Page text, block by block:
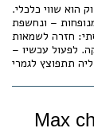
הוא שווי כלכלי.
– ונחשפת
חזרה לשמאות
לפעול עכשיו –